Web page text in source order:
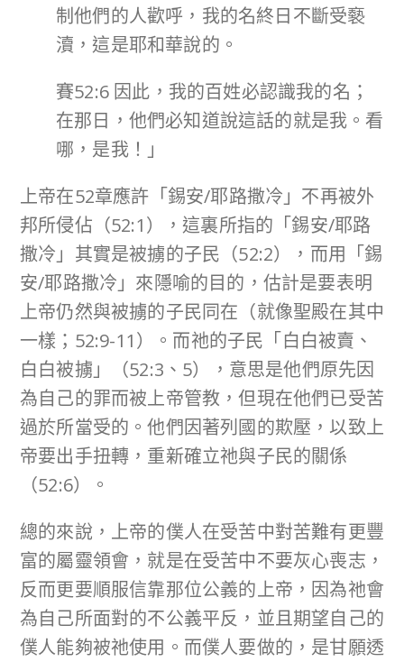
制他們的人歡呼，我的名終日不斷受褻
瀆，這是耶和華說的。
賽52:6 因此，我的百姓必認識我的名；
在那日，他們必知道說這話的就是我。看
哪，是我！」
上帝在52章應許「錫安/耶路撒冷」不再被外
邦所侵佔（52:1），這裏所指的「錫安/耶路
撒冷」其實是被擄的子民（52:2），而用「錫
安/耶路撒冷」來隱喻的目的，估計是要表明
上帝仍然與被擄的子民同在（就像聖殿在其中
一樣；52:9-11）。而祂的子民「白白被賣、
白白被擄」（52:3、5），意思是他們原先因
為自己的罪而被上帝管教，但現在他們已受苦
過於所當受的。他們因著列國的欺壓，以致上
帝要出手扭轉，重新確立祂與子民的關係
（52:6）。
總的來說，上帝的僕人在受苦中對苦難有更豐
富的屬靈領會，就是在受苦中不要灰心喪志，
反而更要順服信靠那位公義的上帝，因為祂會
為自己所面對的不公義平反，並且期望自己的
僕人能夠被祂使用。而僕人要做的，是甘願透